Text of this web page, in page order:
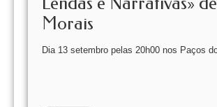
Morais
Dia 13 setembro pelas 20h00 nos Paços